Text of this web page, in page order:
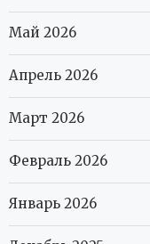
Май 2026
Апрель 2026
Март 2026
Февраль 2026
Январь 2026